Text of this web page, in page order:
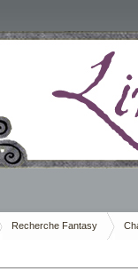
Recherche Fantasy